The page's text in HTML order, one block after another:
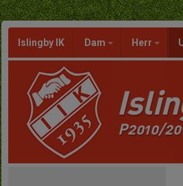
Islingby IK Dam Herr
P2010/